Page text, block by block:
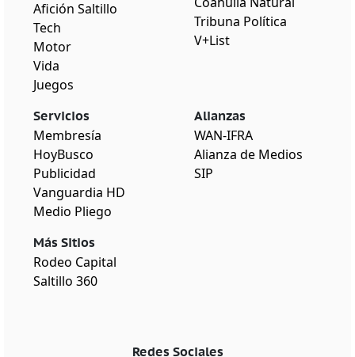
Afición Saltillo
Tech
Motor
Vida
Juegos
Tribuna Política
V+List
Servicios
Membresía
HoyBusco
Publicidad
Vanguardia HD
Medio Pliego
Más Sitios
Rodeo Capital
Saltillo 360
Alianzas
WAN-IFRA
Alianza de Medios
SIP
Redes Sociales